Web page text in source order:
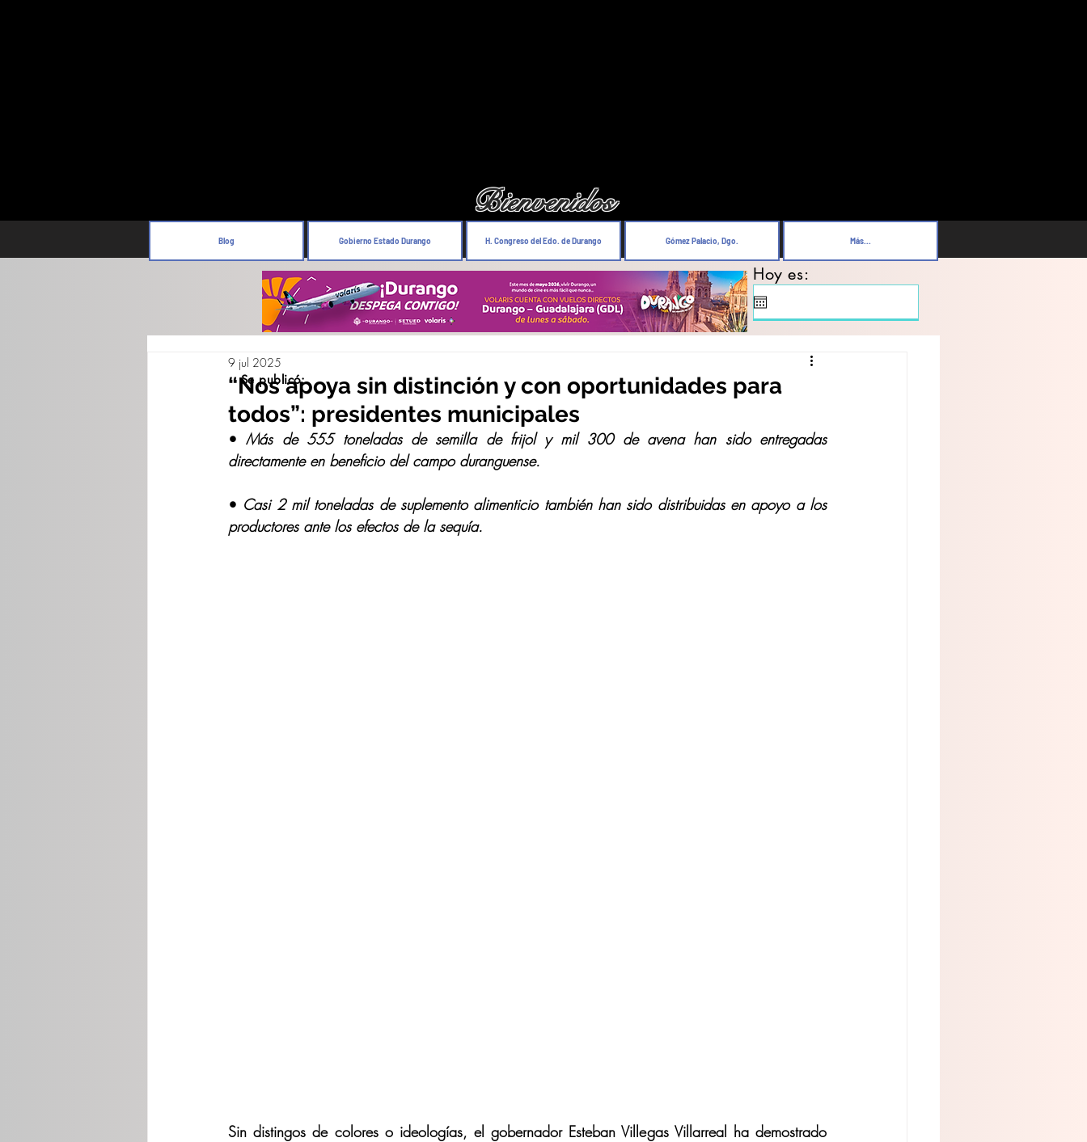
Bienvenidos
Blog Gobierno Estado Durango H. Congreso del Edo. de Durango Gómez Palacio, Dgo. Más...
Hoy es:
“Nos apoya sin distinción y con oportunidades para
todos”: presidentes municipales
9 jul 2025
• Más de 555 toneladas de semilla de frijol y mil 300 de avena han sido entregadas
directamente en beneficio del campo duranguense.
• Casi 2 mil toneladas de suplemento alimenticio también han sido distribuidas en apoyo a los
productores ante los efectos de la sequía.
Sin distingos de colores o ideologías, el gobernador Esteban Villegas Villarreal ha demostrado
Se publicó: